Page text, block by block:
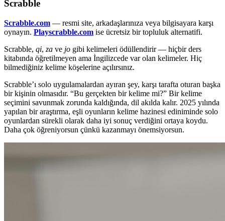
Scrabble
Scrabble.com — resmi site, arkadaşlarınıza veya bilgisayara karşı
oynayın. Playscrabble.com ise ücretsiz bir topluluk alternatifi.
Scrabble, qi, za ve jo gibi kelimeleri ödüllendirir — hiçbir ders
kitabında öğretilmeyen ama İngilizcede var olan kelimeler. Hiç
bilmediğiniz kelime köşelerine açılırsınız.
Scrabble’ı solo uygulamalardan ayıran şey, karşı tarafta oturan başka
bir kişinin olmasıdır. “Bu gerçekten bir kelime mi?” Bir kelime
seçimini savunmak zorunda kaldığında, dil akılda kalır. 2025 yılında
yapılan bir araştırma, eşli oyunların kelime hazinesi ediniminde solo
oyunlardan sürekli olarak daha iyi sonuç verdiğini ortaya koydu.
Daha çok öğreniyorsun çünkü kazanmayı önemsiyorsun.